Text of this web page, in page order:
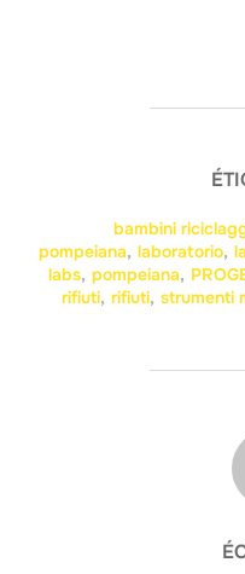
bambini
pompeiana, laboratorio,
labs, pompeiana,
rifiuti, rifiuti, strumenti
AUTEUR